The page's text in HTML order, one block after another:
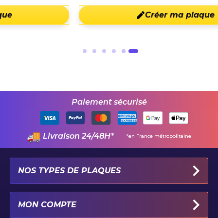
Créer ma plaque
Paiement sécurisé
Livraison 24/48H* *en France métropolitaine
NOS TYPES DE PLAQUES
MON COMPTE